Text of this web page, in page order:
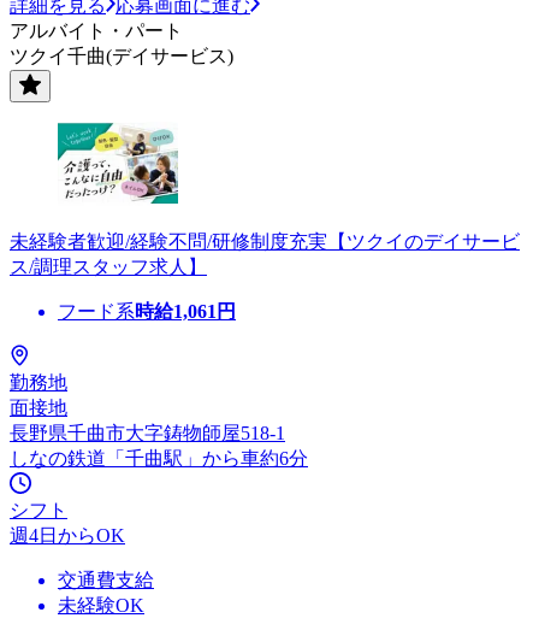
詳細を見る
応募画面に進む
アルバイト・パート
ツクイ千曲(デイサービス)
未経験者歓迎/経験不問/研修制度充実【ツクイのデイサービ
ス/調理スタッフ求人】
フード系時給1,061 円
勤務地
面接地
長野県千曲市大字鋳物師屋518-1
しなの鉄道「千曲駅」から車約6分
シフト
週4日からOK
交通費支給
未経験OK